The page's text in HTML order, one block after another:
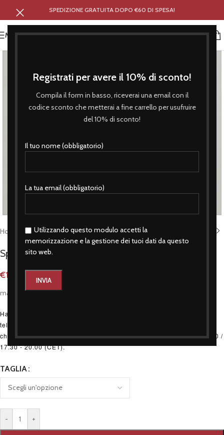
Registrati per avere il 10% di sconto!
Compila il form in basso, riceverai una email con il
codice sconto che metterai a fine carrello per usufruire
del 10% di sconto!
Il tuo nome (obbligatorio)
La tua email (obbligatorio)
Utilizzando questo modulo accetti la
memorizzazione e la gestione dei tuoi dati da questo
sito web.
SPEDIZIONE GRATUITA DOPO €60 DI SPESA!
MENU
Click to enlarge
Home Gadgets/Spillette
Spilletta stile italiano 2,5 cm
€1,50
materiale in latta – diametro 2,5 cm
Hai bisogno di consigli d'acquisto?, o desideri fare un ordine
telefonico per le taglie disponibili online? Allora non devi fare altro
che chiamare: (+39) 334 374 4144 dal Lunedì al Sabato 9.00 - 13.00 /
17.30 - 20.00 (CET).
TAGLIA
- +